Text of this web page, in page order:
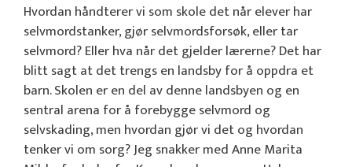
Hvordan håndterer vi som skole det når elever har
selvmordstanker, gjør selvmordsforsøk, eller tar
selvmord? Eller hva når det gjelder lærerne? Det har
blitt sagt at det trengs en landsby for å oppdra et
barn. Skolen er en del av denne landsbyen og en
sentral arena for å forebygge selvmord og
selvskading, men hvordan gjør vi det og hvordan
tenker vi om sorg? Jeg snakker med Anne Marita